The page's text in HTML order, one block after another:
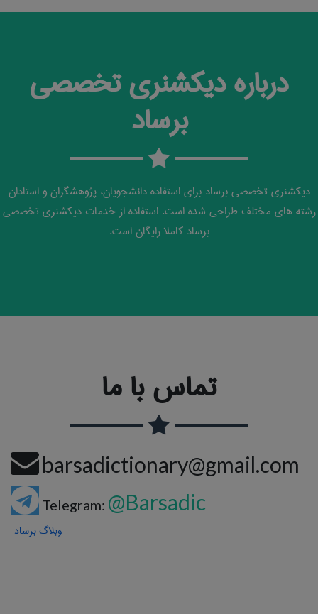
درباره دیکشنری تخصصی
برساد
دیکشنری تخصصی برساد برای استفاده دانشجویان، پژوهشگران و استادان
رشته های مختلف طراحی شده است. استفاده از خدمات دیکشنری تخصصی
برساد کاملا رایگان است.
تماس با ما
barsadictionary@gmail.com
Telegram: @Barsadic
وبلاگ برساد